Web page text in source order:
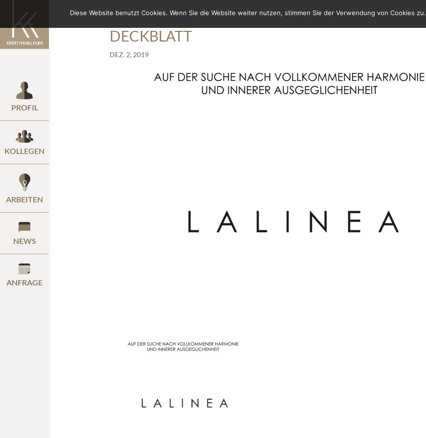
PROFIL
KOLLEGEN
ARBEITEN
NEWS
ANFRAGE
DECKBLATT
DEZ. 2, 2019
Diese Website benutzt Cookies. Wenn Sie die Website weiter nutzen, stimmen Sie der Verwendung von Cookies zu.